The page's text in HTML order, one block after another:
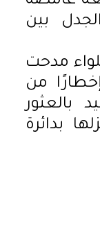
بين
مدحت
من
بالعثور
بدائرة